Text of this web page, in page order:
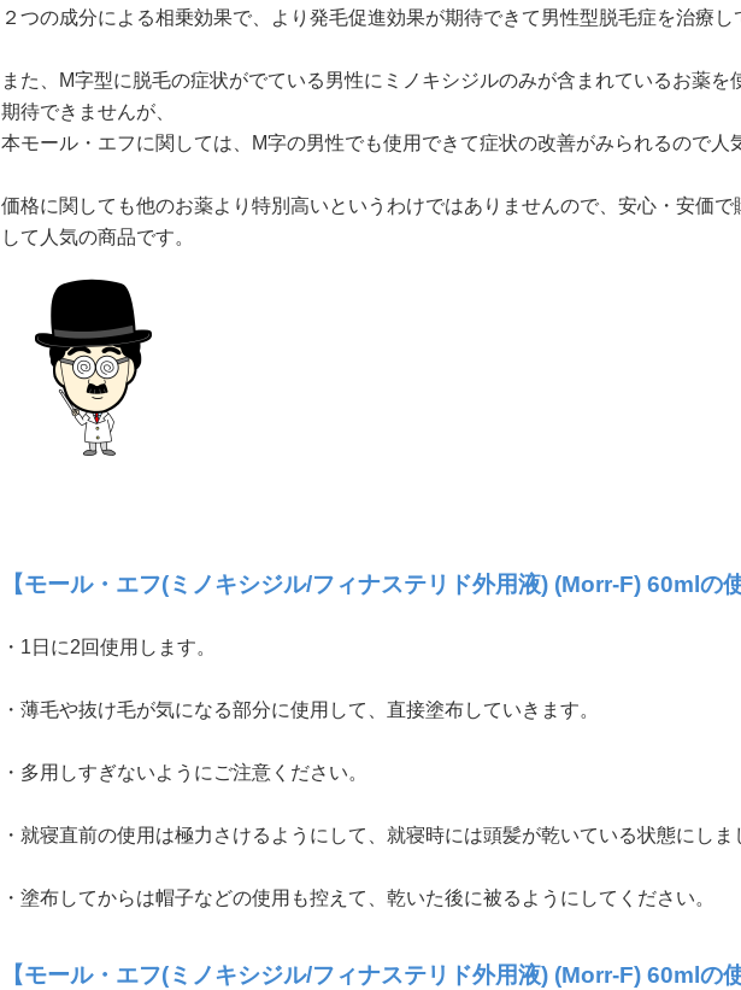
２つの成分による相乗効果で、より発毛促進効果が期待できて男性型脱毛症を治療し
また、M字型に脱毛の症状がでている男性にミノキシジルのみが含まれているお薬を
期待できませんが、
本モール・エフに関しては、M字の男性でも使用できて症状の改善がみられるので人
価格に関しても他のお薬より特別高いというわけではありませんので、安心・安価で
して人気の商品です。
【モール・エフ(ミノキシジル/フィナステリド外用液) (Morr-F) 60mlの
・1日に2回使用します。
・薄毛や抜け毛が気になる部分に使用して、直接塗布していきます。
・多用しすぎないようにご注意ください。
・就寝直前の使用は極力さけるようにして、就寝時には頭髪が乾いている状態にしま
・塗布してからは帽子などの使用も控えて、乾いた後に被るようにしてください。
【モール・エフ(ミノキシジル/フィナステリド外用液) (Morr-F) 60mlの